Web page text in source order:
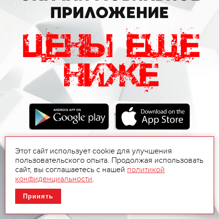
Этот сайт использует cookie для улучшения
пользовательского опыта. Продолжая использовать
сайт, вы соглашаетесь с нашей политикой
конфиденциальности.
Принять